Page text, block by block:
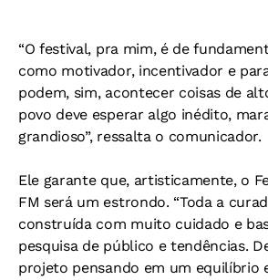
“O festival, pra mim, é de
como motivador, incentivador e
podem, sim, acontecer coisas de
povo deve esperar algo inédito,
grandioso”, ressalta o comunicador.
Ele garante que, artisticamente, o
FM será um estrondo. “Toda a
construída com muito cuidado e
pesquisa de público e tendências.
projeto pensando em um equilíbrio